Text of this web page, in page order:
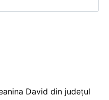
David din județul